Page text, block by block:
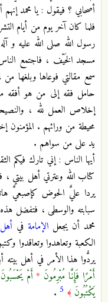
أصحابي ؟ فيقول : يا محمد
فلما كان آخر يوم من أيام
رسول الله صلى الله عليه و
مسجد الخَيْف ، فاجتمع الناس
سمع مقالتي فوعاها وبلغها
حامل فقه إلى من هو أفقه
إخلاص العمل لله ،
محيطة من ورائهم . المؤمنون
يد على من سواهم .
أيها الناس : إني تارك فيكم
كتاب الله وعترتي أهل بيتي ،
يردا عليَّ الحوض كإصبعيَّ
سبابته والوسطى ، فتفضل
محمد أن يجعلالإمامة في
الكعبة وتعاهدوا وتعاقدوا
يردُّوا هذا الأمر في أهل
أَمْرًا فَإِنَّا مُبْرِمُونَ*أَمْ
يَكْتُبُونَ ﴾ 5
.